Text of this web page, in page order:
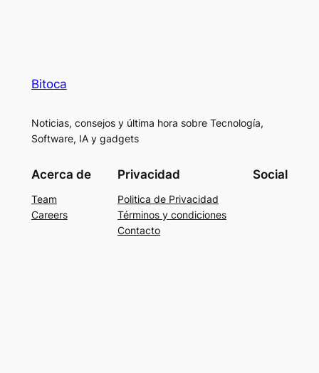
Bitoca
Noticias, consejos y última hora sobre Tecnología,
Software, IA y gadgets
Acerca de
Team
Careers
Privacidad
Politica de Privacidad
Términos y condiciones
Contacto
Social